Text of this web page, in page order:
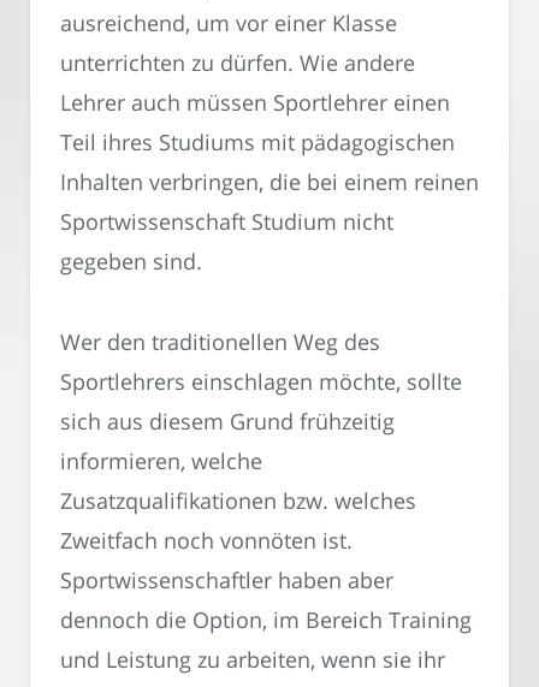
ausreichend, um vor einer Klasse
unterrichten zu dürfen. Wie andere
Lehrer auch müssen Sportlehrer einen
Teil ihres Studiums mit pädagogischen
Inhalten verbringen, die bei einem reinen
Sportwissenschaft Studium nicht
gegeben sind.
Wer den traditionellen Weg des
Sportlehrers einschlagen möchte, sollte
sich aus diesem Grund frühzeitig
informieren, welche
Zusatzqualifikationen bzw. welches
Zweitfach noch vonnöten ist.
Sportwissenschaftler haben aber
dennoch die Option, im Bereich Training
und Leistung zu arbeiten, wenn sie ihr